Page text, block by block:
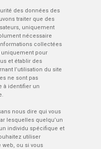
des données des
traiter que des
uniquement
nécessaire
collectées
pour
et établir des
l’utilisation du site
ne sont pas
à identifier un
nous dire qui vous
lesquelles quelqu’un
individu spécifique et
utiliser
ou si vous